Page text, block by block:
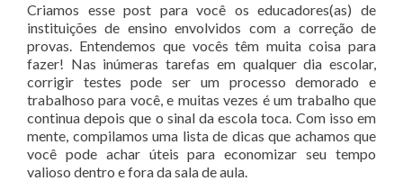
Criamos esse post para você os educadores(as) de
instituições de ensino envolvidos com a correção de
provas. Entendemos que vocês têm muita coisa para
fazer! Nas inúmeras tarefas em qualquer dia escolar,
corrigir testes pode ser um processo demorado e
trabalhoso para você, e muitas vezes é um trabalho que
continua depois que o sinal da escola toca. Com isso em
mente, compilamos uma lista de dicas que achamos que
você pode achar úteis para economizar seu tempo
valioso dentro e fora da sala de aula.